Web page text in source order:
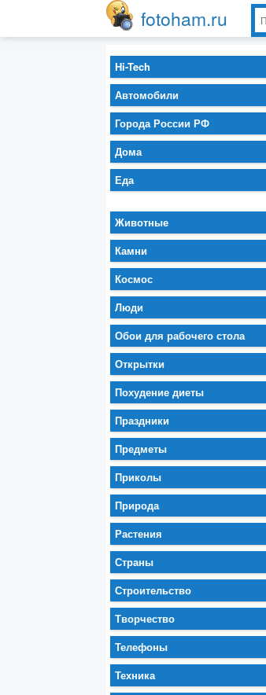
fotoham.ru
Hi-Tech
Автомобили
Города России РФ
Дома
Еда
Животные
Камни
Космос
Люди
Обои для рабочего стола
Открытки
Похудение диеты
Праздники
Предметы
Приколы
Природа
Растения
Страны
Строительство
Творчество
Телефоны
Техника